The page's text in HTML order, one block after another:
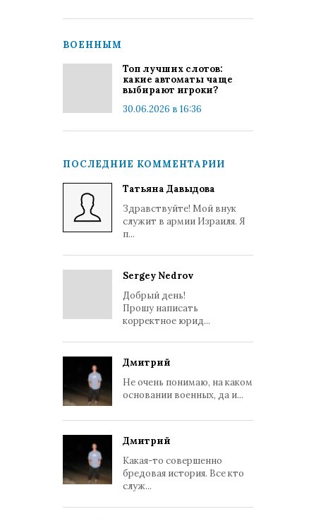
ВОЕННЫМ
Топ лучших слотов:
какие автоматы чаще
выбирают игроки?
30.06.2026 в 16:36
ПОСЛЕДНИЕ КОММЕНТАРИИ
Татьяна Давыдова
Здравствуйте! Мой внук
служит в армии Израиля. Я
п...
Sergey Nedrov
Добрый день!
Прошу написать
корректное юрид...
Дмитрий
Не очень понимаю, на каком
основании военных, да и...
Дмитрий
Какая-то совершенно
бредовая история. Все кто
служ...